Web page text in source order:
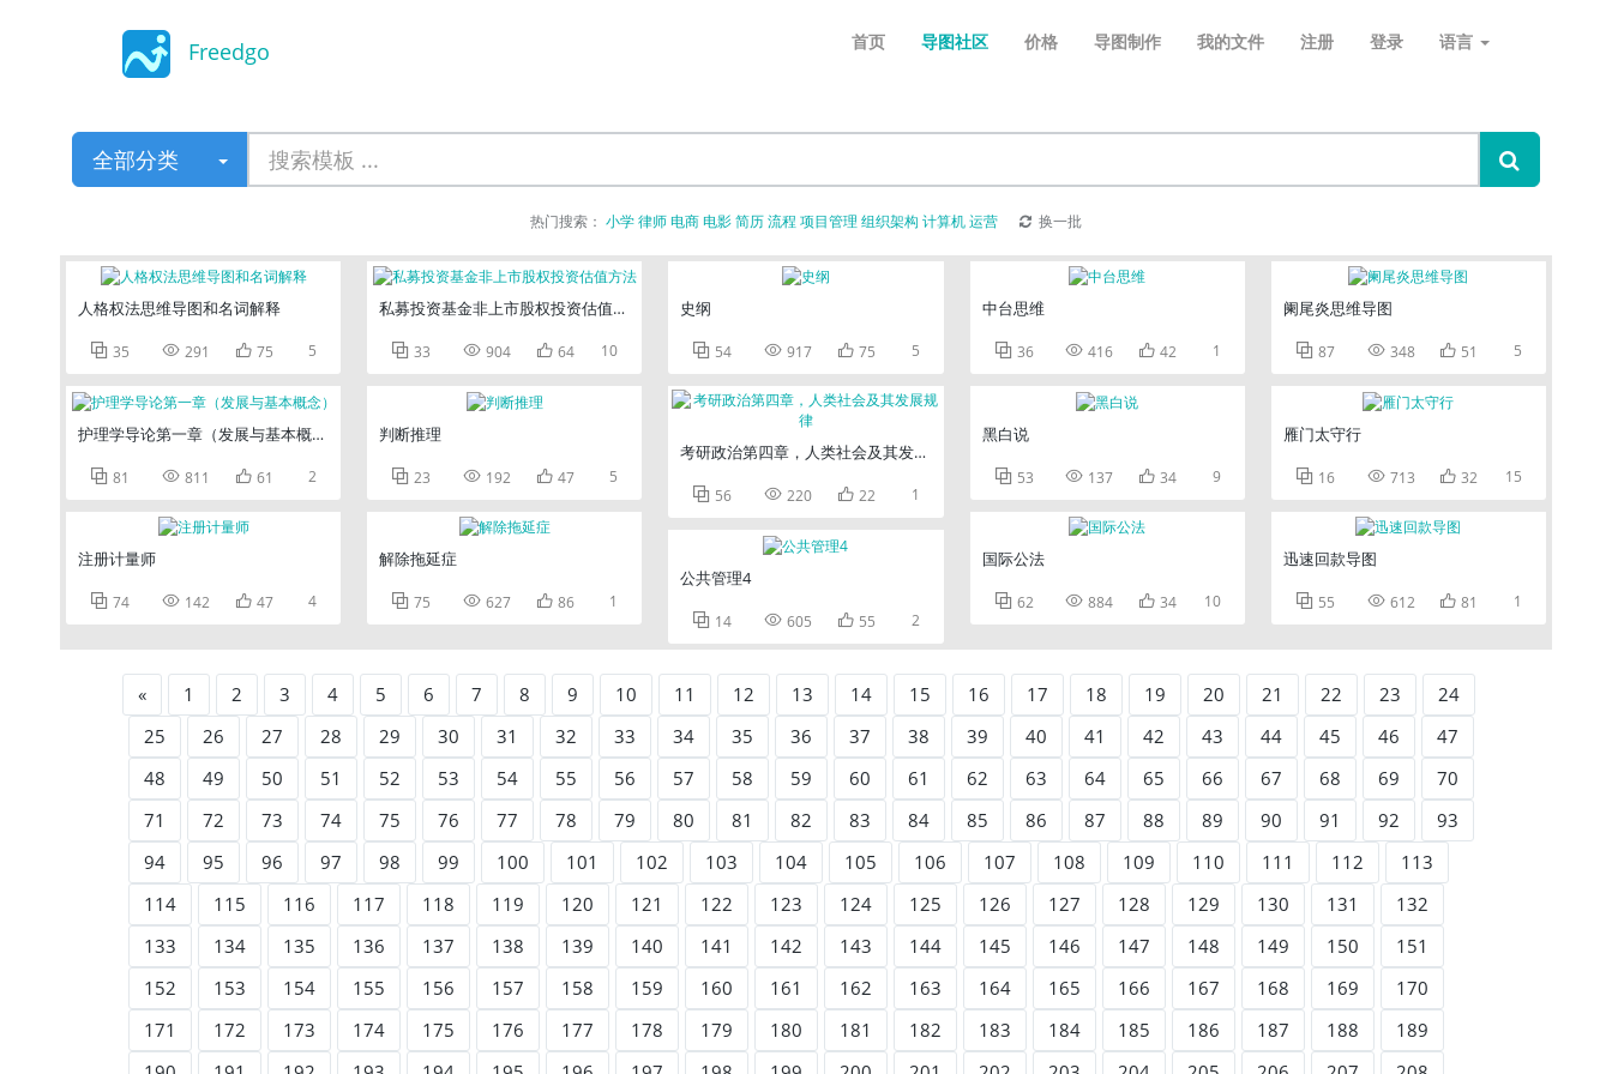
Freedgo 首页 导图社区 价格 导图制作 我的文件 注册 登录 语言
全部分类
热门搜索： 小学律师电商电影简历流程 项目管理 组织架构 计算机运营 换一批
人格权法思维导图和名词解释
 35  291  75 5
护理学导论第一章（发展与基本概念）
 81  811  61 2
注册计量师
 74  142  47 4
私募投资基金非上市股权投资估值方法
 33  904  64 10
判断推理
 23  192  47 5
解除拖延症
 75  627  86 1
史纲
 54  917  75 5
考研政治第四章，人类社会及其发展规律
 56  220  22 1
公共管理4
 14  605  55 2
中台思维
 36  416  42 1
黑白说
 53  137  34 9
国际公法
 62  884  34 10
阑尾炎思维导图
 87  348  51 5
雁门太守行
 16  713  32 15
迅速回款导图
 55  612  81 1
« 1 2 3 4 5 6 7 8 9 10 11 12 13 14 15 16 17 18 19 20 21 22 23
24
25
26 27 28 29 30 31 32 33 34 35 36 37 38 39 40 41 42 43 44 45 46
47
48
49 50 51 52 53 54 55 56 57 58 59 60 61 62 63 64 65 66 67 68 69
70
71
72 73 74 75 76 77 78 79 80 81 82 83 84 85 86 87 88 89 90 91 92
93
94
95 96 97 98 99 100 101 102 103 104 105 106 107 108 109 110 111 112
113
114
115 116 117 118 119 120 121 122 123 124 125 126 127 128 129 130 131
132
133
134 135 136 137 138 139 140 141 142 143 144 145 146 147 148 149 150
151
152
153 154 155 156 157 158 159 160 161 162 163 164 165 166 167 168 169
170
171
172 173 174 175 176 177 178 179 180 181 182 183 184 185 186 187 188
189